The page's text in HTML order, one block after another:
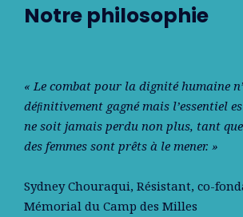
Notre philosophie
« Le combat pour la dignité humaine
déﬁnitivement gagné mais l’essentiel
ne soit jamais perdu non plus, tant
des femmes sont prêts à le mener. »
Sydney Chouraqui, Résistant, co-
Mémorial du Camp des Milles